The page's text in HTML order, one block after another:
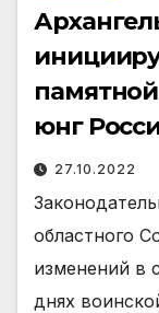
юнг
27.10.2022
областного
изменений в
днях